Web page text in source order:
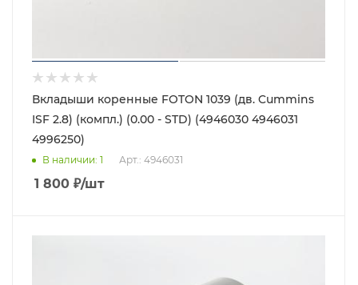
Вкладыши коренные FOTON 1039 (дв. Cummins
ISF 2.8) (компл.) (0.00 - STD) (4946030 4946031
4996250)
В наличии: 1 Арт.: 4946031
1 800 ₽/шт